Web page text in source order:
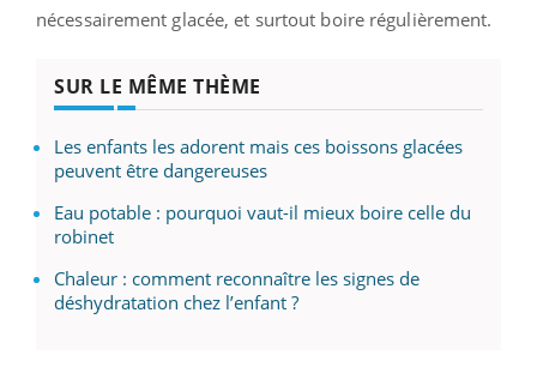
nécessairement glacée, et surtout boire régulièrement.
SUR LE MÊME THÈME
Les enfants les adorent mais ces boissons glacées
peuvent être dangereuses
Eau potable : pourquoi vaut-il mieux boire celle du
robinet
Chaleur : comment reconnaître les signes de
déshydratation chez l’enfant ?